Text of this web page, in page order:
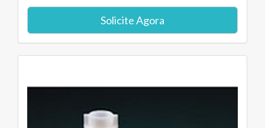
Solicite Agora